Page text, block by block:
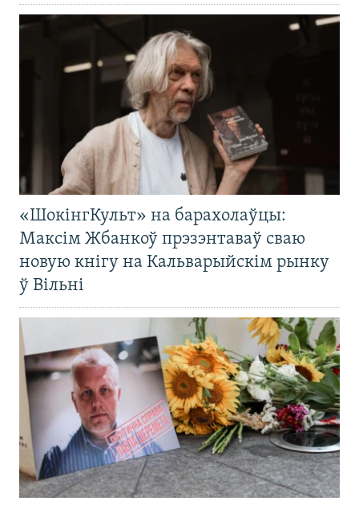
«ШокінгКульт» на барахолаўцы:
Максім Жбанкоў прэзэнтаваў сваю
новую кнігу на Кальварыйскім рынку
ў Вільні